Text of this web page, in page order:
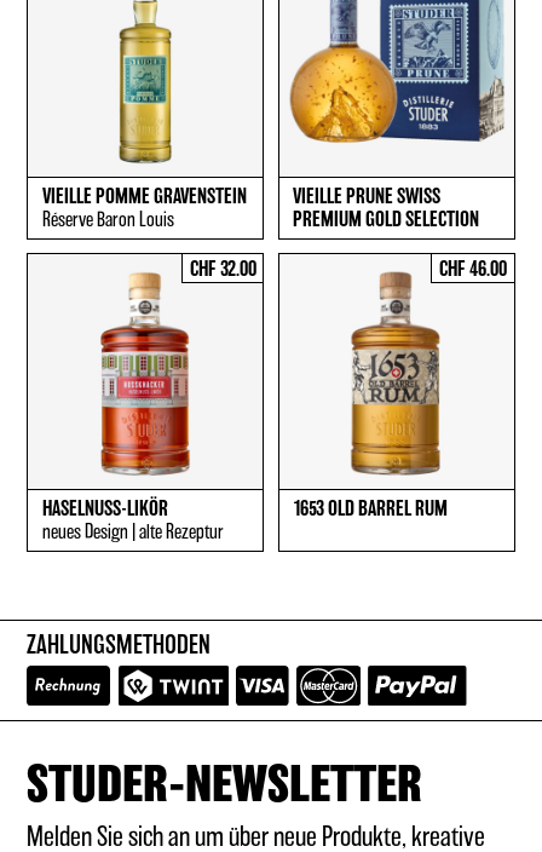
VIEILLE POMME GRAVENSTEIN
Réserve Baron Louis
VIEILLE PRUNE SWISS
PREMIUM GOLD SELECTION
HASELNUSS-LIKÖR
neues Design | alte Rezeptur
CHF 32.00
1653 OLD BARREL RUM
CHF 46.00
ZAHLUNGSMETHODEN
STUDER-NEWSLETTER
Melden Sie sich an um über neue Produkte, kreative